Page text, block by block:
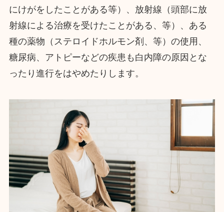
にけがをしたことがある等）、放射線（頭部に放
射線による治療を受けたことがある、等）、ある
種の薬物（ステロイドホルモン剤、等）の使用、
糖尿病、アトピーなどの疾患も白内障の原因とな
ったり進行をはやめたりします。